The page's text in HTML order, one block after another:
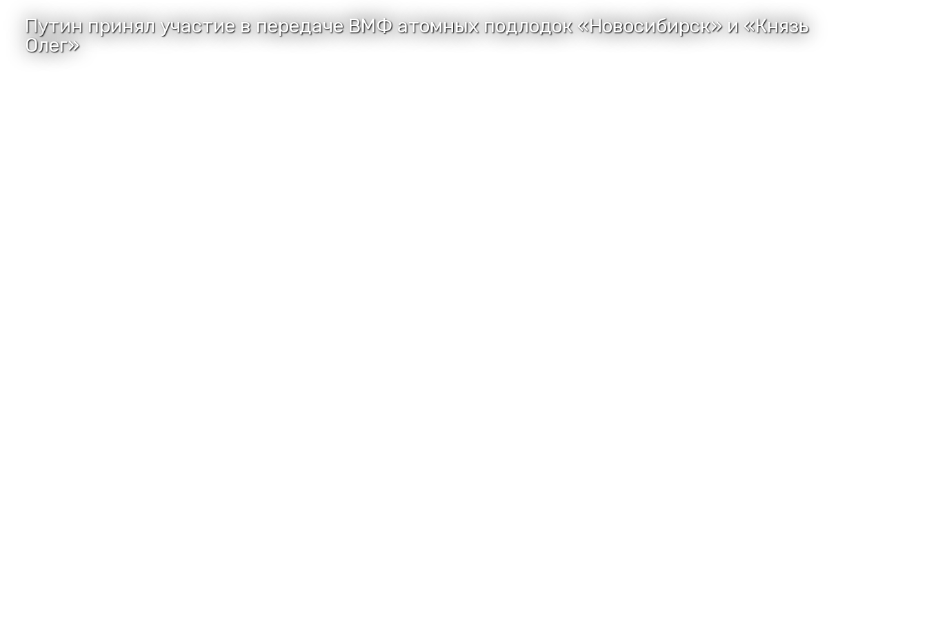
Путин принял участие в передаче ВМФ атомных подлодок «Новосибирск» и «Князь
Олег»